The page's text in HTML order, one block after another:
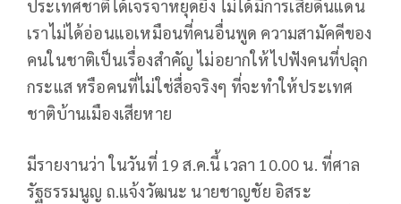
ประเทศชาติได้เจรจาหยุดยิง ไม่ได้มีการเสียดินแดน
เราไม่ได้อ่อนแอเหมือนที่คนอื่นพูด ความสามัคคีของ
คนในชาติเป็นเรื่องสำคัญ ไม่อยากให้ไปฟังคนที่ปลุก
กระแส หรือคนที่ไม่ใช่สื่อจริงๆ ที่จะทำให้ประเทศ
ชาติบ้านเมืองเสียหาย
มีรายงานว่า ในวันที่ 19 ส.ค.นี้ เวลา 10.00 น. ที่ศาล
รัฐธรรมนูญ ถ.แจ้งวัฒนะ นายชาญชัย อิสระ